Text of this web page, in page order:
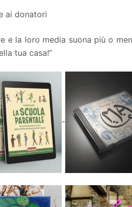
ai donatori
e la loro media suona più o
tua casa!”
-